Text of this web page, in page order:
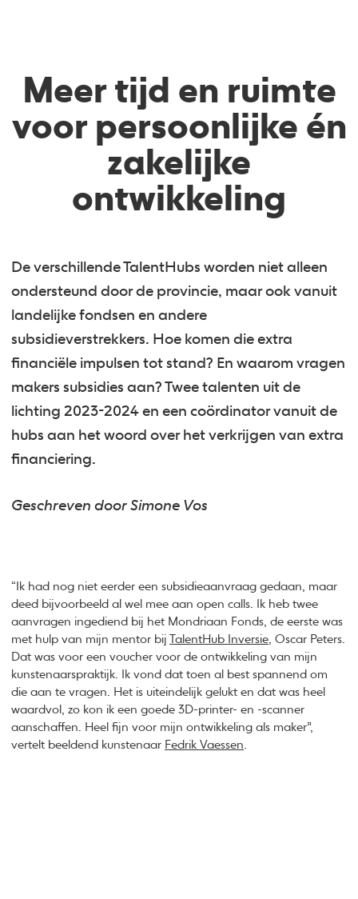
Meer tijd en ruimte
voor persoonlijke én
zakelijke
ontwikkeling
De verschillende TalentHubs worden niet alleen
ondersteund door de provincie, maar ook vanuit
landelijke fondsen en andere
subsidieverstrekkers. Hoe komen die extra
financiële impulsen tot stand? En waarom vragen
makers subsidies aan? Twee talenten uit de
lichting 2023-2024 en een coördinator vanuit de
hubs aan het woord over het verkrijgen van extra
financiering.
Geschreven door Simone Vos
“Ik had nog niet eerder een subsidieaanvraag gedaan, maar
deed bijvoorbeeld al wel mee aan open calls. Ik heb twee
aanvragen ingediend bij het Mondriaan Fonds, de eerste was
met hulp van mijn mentor bij
TalentHub Inversie, Oscar Peters.
Dat was voor een voucher voor de ontwikkeling van mijn
kunstenaarspraktijk. Ik vond dat toen al best spannend om
die aan te vragen. Het is uiteindelijk gelukt en dat was heel
waardvol, zo kon ik een goede 3D-printer- en -scanner
aanschaffen. Heel fijn voor mijn ontwikkeling als maker”,
vertelt beeldend kunstenaar Fedrik Vaessen.